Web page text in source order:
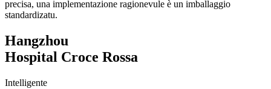
precisa, una implementazione ragionevule è un imballaggio
standardizatu.
Hangzhou
Hospital Croce Rossa
Intelligente